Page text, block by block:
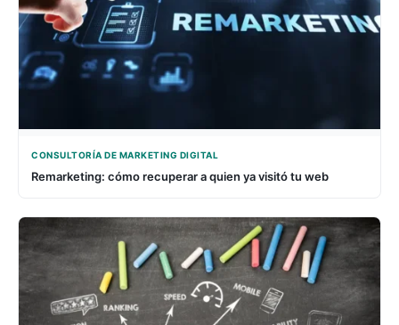
CONSULTORÍA DE MARKETING DIGITAL
Remarketing: cómo recuperar a quien ya visitó tu web